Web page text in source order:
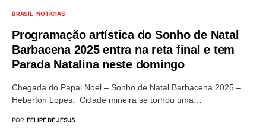
BRASIL NOTÍCIAS
Programação artística do Sonho de Natal
Barbacena 2025 entra na reta final e tem
Parada Natalina neste domingo
Chegada do Papai Noel – Sonho de Natal Barbacena 2025 –
Heberton Lopes. Cidade mineira se tornou uma…
POR FELIPE DE JESUS